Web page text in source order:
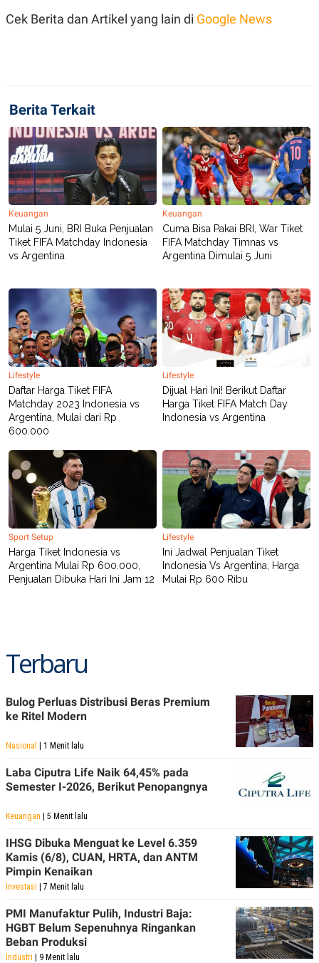
A
T
G
E
O
N
T
A
N
T
V
P
S
U
S
JARINGAN
K
O
A
A
C
A
D
E
M
Y
P
R
S
E
L
E
A
S
E
.
I
D
L
A
G
G
A
N
A
E
T
A
K
K
I
E
R
J
E
M
T
N
I
S
G
K
M
I
A
D
SITEMAPPROFILE
PEDOMAN
PEMBERITAAN
SIBER
PRIVACY
Cek Berita dan Artikel yang lain di Google News
Berita Terkait
Keuangan
Mulai 5 Juni, BRI Buka Penjualan
Tiket FIFA Matchday Indonesia
vs Argentina
Keuangan
Cuma Bisa Pakai BRI, War Tiket
FIFA Matchday Timnas vs
Argentina Dimulai 5 Juni
Lifestyle
Daftar Harga Tiket FIFA
Matchday 2023 Indonesia vs
Argentina, Mulai dari Rp
600.000
Lifestyle
Dijual Hari Ini! Berikut Daftar
Harga Tiket FIFA Match Day
Indonesia vs Argentina
Sport Setup
Harga Tiket Indonesia vs
Argentina Mulai Rp 600.000,
Penjualan Dibuka Hari Ini Jam 12
Lifestyle
Ini Jadwal Penjualan Tiket
Indonesia Vs Argentina, Harga
Mulai Rp 600 Ribu
Terbaru
Bulog Perluas Distribusi Beras Premium
ke Ritel Modern
Nasional | 1 Menit lalu
Laba Ciputra Life Naik 64,45% pada
Semester I-2026, Berikut Penopangnya
Keuangan | 5 Menit lalu
IHSG Dibuka Menguat ke Level 6.359
Kamis (6/8), CUAN, HRTA, dan ANTM
Pimpin Kenaikan
Investasi | 7 Menit lalu
PMI Manufaktur Pulih, Industri Baja:
HGBT Belum Sepenuhnya Ringankan
Beban Produksi
Industri | 9 Menit lalu